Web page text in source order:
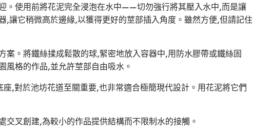
。使用前將花泥完全浸泡在水中——切勿強行將其壓入水中,而是讓
,讓它稍微高於邊緣,以獲得更好的莖部插入角度。雖然方便,但請記住
案。將鐵絲揉成鬆散的球,緊密地放入容器中,用防水膠帶或鐵絲固
風格的作品,並允許莖部自由吸水。
,對於池坊花道至關重要,也非常適合極簡現代設計。用花泥將它們
交叉創建,為較小的作品提供結構而不限制水的接觸。